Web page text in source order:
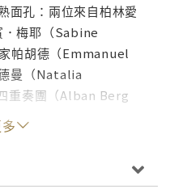
面孔：兩位來自柏林愛
梅耶（Sabine
帕胡德（Emmanuel
曼（Natalia
重奏團（Alban Berg
。
的一群最有經驗的音
樂團，到底是一個怎麼